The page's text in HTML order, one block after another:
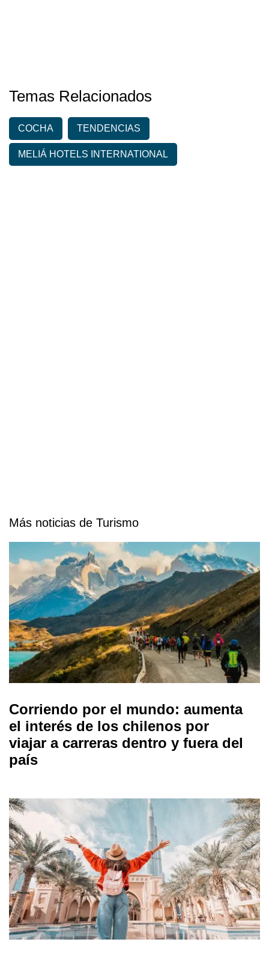
Temas Relacionados
COCHA TENDENCIAS
MELIÁ HOTELS INTERNATIONAL
Más noticias de Turismo
Corriendo por el mundo: aumenta
el interés de los chilenos por
viajar a carreras dentro y fuera del
país